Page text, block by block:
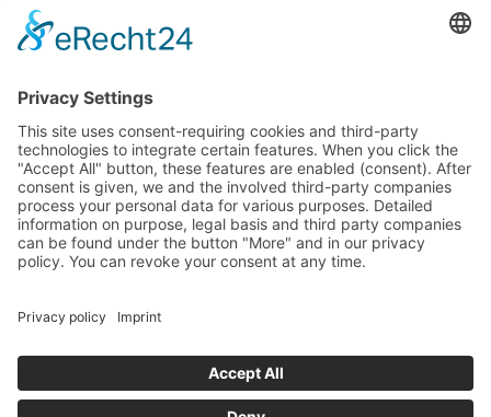
Nederlands
US + Canada
Nieuwsbrief Abonneren
E-mail (repetition)*
I agree to not receive anything*
E-mailadres
Abonneren
Op elk moment uitschrijven >Nieuwsbrief